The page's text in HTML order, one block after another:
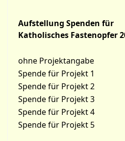
Aufstellung Spenden für
Katholisches Fastenopfer
ohne Projektangabe
Spende für Projekt 1
Spende für Projekt 2
Spende für Projekt 3
Spende für Projekt 4
Spende für Projekt 5